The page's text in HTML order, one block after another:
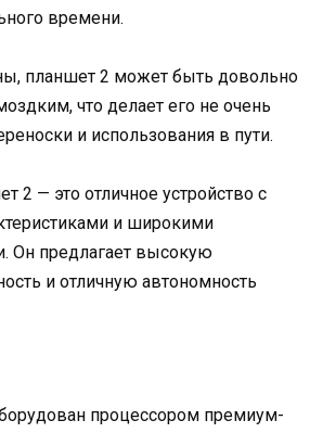
времени.
планшет 2 может быть довольно
что делает его не очень
и использования в пути.
2 — это отличное устройство с
и широкими
Он предлагает высокую
и отличную автономность
процессором премиум-